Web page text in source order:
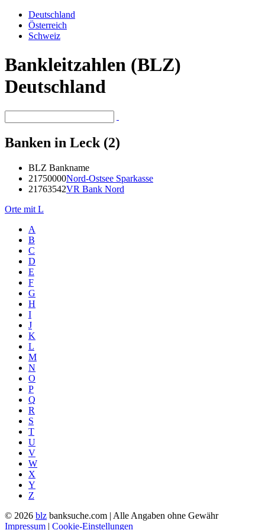
Deutschland
Österreich
Schweiz
Bankleitzahlen (BLZ)
Deutschland
Banken in Leck (2)
BLZ Bankname
21750000Nord-Ostsee Sparkasse
21763542VR Bank Nord
Orte mit L
A
B
C
D
E
F
G
H
I
J
K
L
M
N
O
P
Q
R
S
T
U
V
W
X
Y
Z
© 2026 blz banksuche.com | Alle Angaben ohne Gewähr
Impressum | Cookie-Einstellungen